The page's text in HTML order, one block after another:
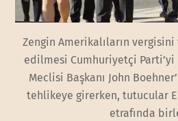
Zengin Amerikalıların
edilmesi Cumhuriyetçi Parti’yi
Meclisi Başkanı John
tehlikeye girerken, tutucular
etrafında